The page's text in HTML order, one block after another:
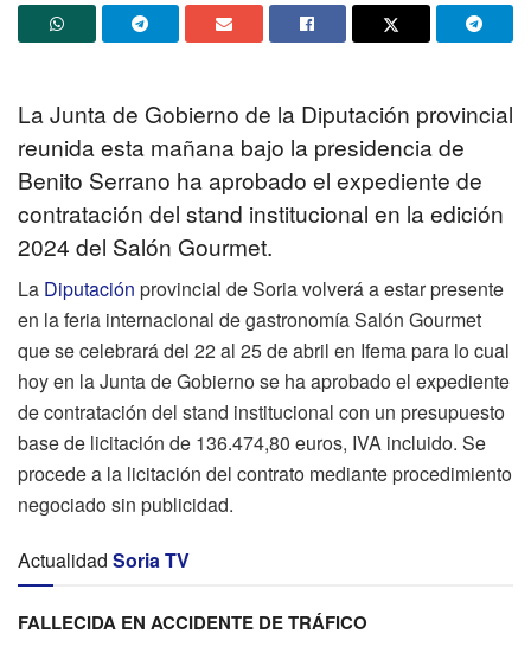
La Junta de Gobierno de la Diputación provincial
reunida esta mañana bajo la presidencia de
Benito Serrano ha aprobado el expediente de
contratación del stand institucional en la edición
2024 del Salón Gourmet.
La Diputación provincial de Soria volverá a estar presente
en la feria internacional de gastronomía Salón Gourmet
que se celebrará del 22 al 25 de abril en Ifema para lo cual
hoy en la Junta de Gobierno se ha aprobado el expediente
de contratación del stand institucional con un presupuesto
base de licitación de 136.474,80 euros, IVA incluido. Se
procede a la licitación del contrato mediante procedimiento
negociado sin publicidad.
Actualidad Soria TV
FALLECIDA EN ACCIDENTE DE TRÁFICO